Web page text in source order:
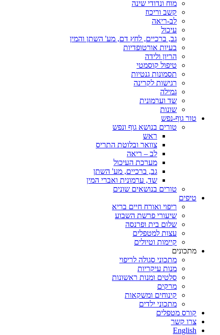
מוח ונדודי שינה
קשב וריכוז
לב-ריאה
עיכול
גב, ברכיים, לחץ דם, מע' השתן והמין
בעיות אורטופדיות
הריון ולידה
טיפול קוסמטי
תסמונות גנטיות
רגישות לקרינה
גמילה
שד וערמונית
שונות
טור גוף-נפש
טורים בנושא גוף ונפש
ראש
צוואר ובלוטת התריס
לב – ריאה
מערכת העיכול
גב, ברכיים, מע' השתן
שד, ערמונית ואברי המין
טורים בנושאים שונים
טיפים
ריפוי ואורח חיים בריא
שיעורי פרשת השבוע
שלום בית ופרנסה
עצות למטפלים
קיימות וטיולים
מתכונים
מתכוני סגולה לריפוי
מנות עיקריות
סלטים ומנות ראשונות
מרקים
קינוחים ומשקאות
מתכוני ילדים
קורס מטפלים
צרו קשר
English